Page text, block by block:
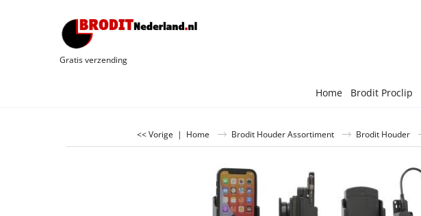
Gratis verzending
Home Brodit Proclip
<< Vorige | Home Brodit Houder Assortiment Brodit Houder